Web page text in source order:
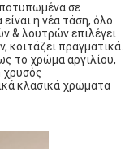
σε
η νέα τάση, όλο
& λουτρών επιλέγει
κοιτάζει πραγματικά.
το χρώμα αργιλίου,
χρυσός
κλασικά χρώματα